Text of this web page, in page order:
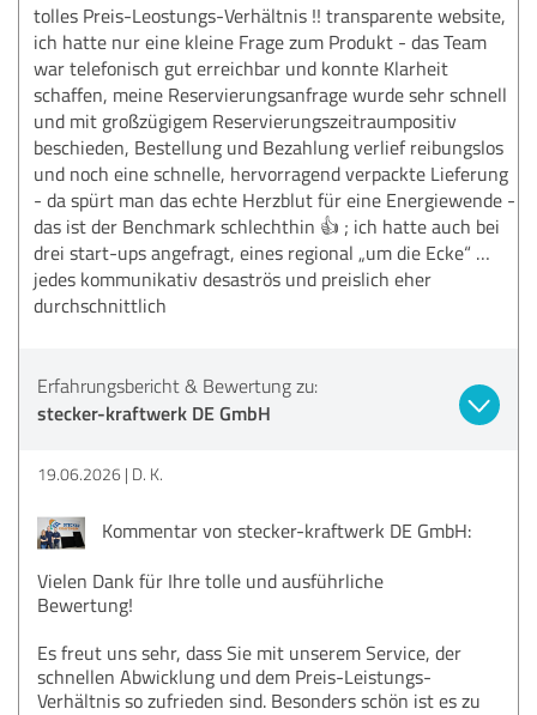
tolles Preis-Leostungs-Verhältnis !! transparente website,
ich hatte nur eine kleine Frage zum Produkt - das Team
war telefonisch gut erreichbar und konnte Klarheit
schaffen, meine Reservierungsanfrage wurde sehr schnell
und mit großzügigem Reservierungszeitraumpositiv
beschieden, Bestellung und Bezahlung verlief reibungslos
und noch eine schnelle, hervorragend verpackte Lieferung
- da spürt man das echte Herzblut für eine Energiewende -
das ist der Benchmark schlechthin 👍 ; ich hatte auch bei
drei start-ups angefragt, eines regional „um die Ecke“ …
jedes kommunikativ desaströs und preislich eher
durchschnittlich
Erfahrungsbericht & Bewertung zu:
stecker-kraftwerk DE GmbH
19.06.2026 D. K.
Kommentar von stecker-kraftwerk DE GmbH:
Vielen Dank für Ihre tolle und ausführliche
Bewertung!
Es freut uns sehr, dass Sie mit unserem Service, der
schnellen Abwicklung und dem Preis-Leistungs-
Verhältnis so zufrieden sind. Besonders schön ist es zu